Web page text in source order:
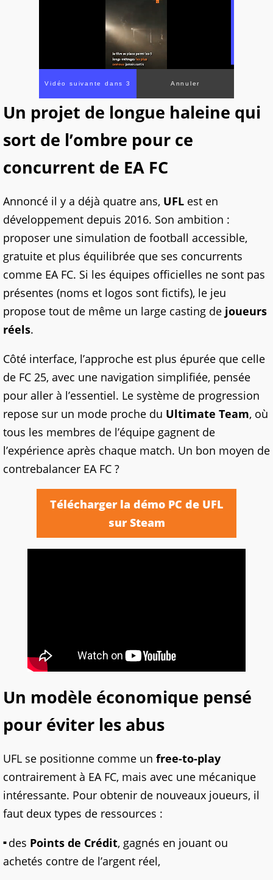
Un projet de longue haleine qui
sort de l’ombre pour ce
concurrent de EA FC
Annoncé il y a déjà quatre ans, UFL est en
développement depuis 2016. Son ambition :
proposer une simulation de football accessible,
gratuite et plus équilibrée que ses concurrents
comme EA FC. Si les équipes officielles ne sont pas
présentes (noms et logos sont fictifs), le jeu
propose tout de même un large casting de joueurs
réels.
Côté interface, l’approche est plus épurée que celle
de FC 25, avec une navigation simplifiée, pensée
pour aller à l’essentiel. Le système de progression
repose sur un mode proche du Ultimate Team, où
tous les membres de l’équipe gagnent de
l’expérience après chaque match. Un bon moyen de
contrebalancer EA FC ?
Télécharger la démo PC de UFL
sur Steam
Un modèle économique pensé
pour éviter les abus
UFL se positionne comme un free-to-play
contrairement à EA FC, mais avec une mécanique
intéressante. Pour obtenir de nouveaux joueurs, il
faut deux types de ressources :
des Points de Crédit, gagnés en jouant ou
achetés contre de l’argent réel,